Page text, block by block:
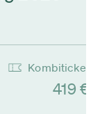
Kombiticket
419 €